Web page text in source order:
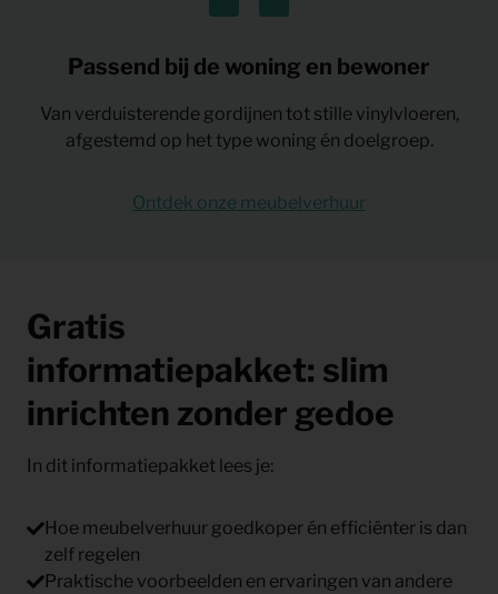
Passend bij de woning en bewoner
Van verduisterende gordijnen tot stille vinylvloeren,
afgestemd op het type woning én doelgroep.
Ontdek onze meubelverhuur
Gratis
informatiepakket: slim
inrichten zonder gedoe
In dit informatiepakket lees je:
Hoe meubelverhuur goedkoper én efficiënter is dan
zelf regelen
Praktische voorbeelden en ervaringen van andere